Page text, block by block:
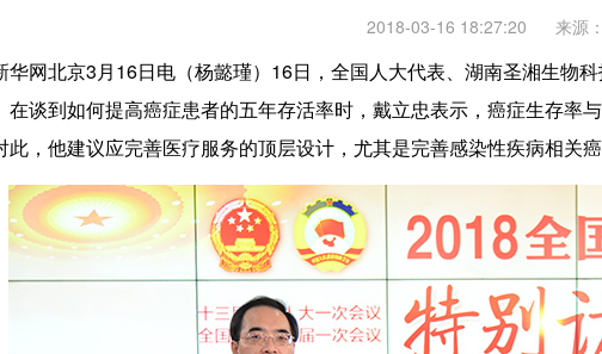
2018-03-16 18:27:20 来源：
北京3月16日电（杨懿瑾）16日，全国人大代表、湖南圣湘生物
在谈到如何提高癌症患者的五年存活率时，戴立忠表示，癌症生存率
此，他建议应完善医疗服务的顶层设计，尤其是完善感染性疾病相关